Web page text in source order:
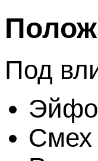
Под
Смех